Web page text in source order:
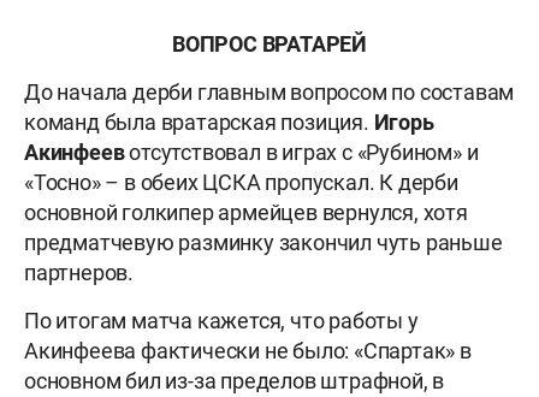
ВОПРОС ВРАТАРЕЙ
До начала дерби главным вопросом по составам
команд была вратарская позиция. Игорь
Акинфеевотсутствовал в играх с «Рубином» и
«Тосно» – в обеих ЦСКА пропускал. К дерби
основной голкипер армейцев вернулся, хотя
предматчевую разминку закончил чуть раньше
партнеров.
По итогам матча кажется, что работы у
Акинфеева фактически не было: «Спартак» в
основном бил из-за пределов штрафной, в